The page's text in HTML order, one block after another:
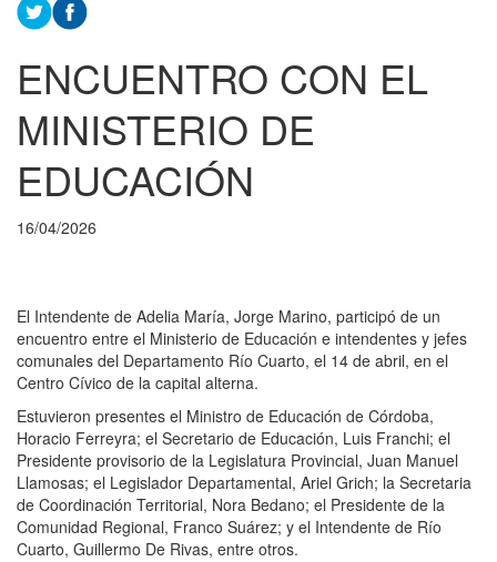
ENCUENTRO CON EL
MINISTERIO DE
EDUCACIÓN
16/04/2026
El Intendente de Adelia María, Jorge Marino, participó de un
encuentro entre el Ministerio de Educación e intendentes y jefes
comunales del Departamento Río Cuarto, el 14 de abril, en el
Centro Cívico de la capital alterna.
Estuvieron presentes el Ministro de Educación de Córdoba,
Horacio Ferreyra; el Secretario de Educación, Luis Franchi; el
Presidente provisorio de la Legislatura Provincial, Juan Manuel
Llamosas; el Legislador Departamental, Ariel Grich; la Secretaria
de Coordinación Territorial, Nora Bedano; el Presidente de la
Comunidad Regional, Franco Suárez; y el Intendente de Río
Cuarto, Guillermo De Rivas, entre otros.